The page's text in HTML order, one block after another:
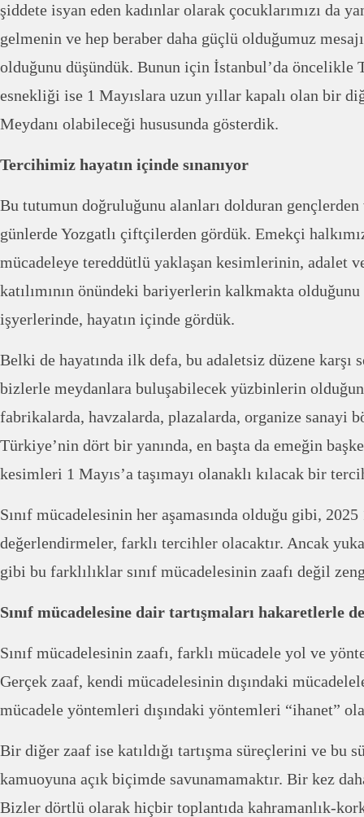
şiddete isyan eden kadınlar olarak çocuklarımızı da
gelmenin ve hep beraber daha güçlü olduğumuz
olduğunu düşündük. Bunun için İstanbul’da öncelikle
esnekliği ise 1 Mayıslara uzun yıllar kapalı olan bir
Meydanı olabileceği hususunda gösterdik.
Tercihimiz hayatın içinde sınanıyor
Bu tutumun doğruluğunu alanları dolduran
günlerde Yozgatlı çiftçilerden gördük. Emekçi
mücadeleye tereddütlü yaklaşan kesimlerinin, adalet
katılımının önündeki bariyerlerin kalkmakta
işyerlerinde, hayatın içinde gördük.
Belki de hayatında ilk defa, bu adaletsiz düzene karşı
bizlerle meydanlara buluşabilecek yüzbinlerin
fabrikalarda, havzalarda, plazalarda, organize sanayi
Türkiye’nin dört bir yanında, en başta da emeğin
kesimleri 1 Mayıs’a taşımayı olanaklı kılacak bir
Sınıf mücadelesinin her aşamasında olduğu gibi, 2025
değerlendirmeler, farklı tercihler olacaktır. Ancak
gibi bu farklılıklar sınıf mücadelesinin zaafı değil
Sınıf mücadelesine dair tartışmaları hakaretlerle
Sınıf mücadelesinin zaafı, farklı mücadele yol ve
Gerçek zaaf, kendi mücadelesinin dışındaki
mücadele yöntemleri dışındaki yöntemleri “ihanet”
Bir diğer zaaf ise katıldığı tartışma süreçlerini ve bu
kamuoyuna açık biçimde savunamamaktır. Bir kez
Bizler dörtlü olarak hiçbir toplantıda kahramanlık-